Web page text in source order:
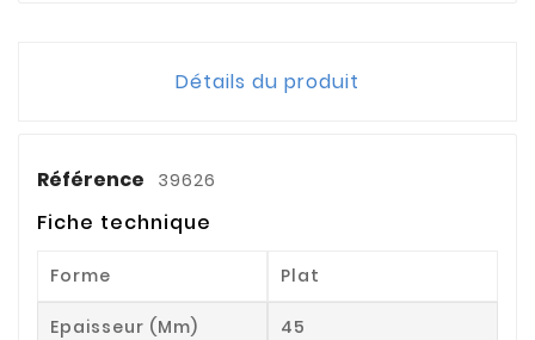
Détails du produit
Référence 39626
Fiche technique
Forme Plat
Epaisseur (mm) 45